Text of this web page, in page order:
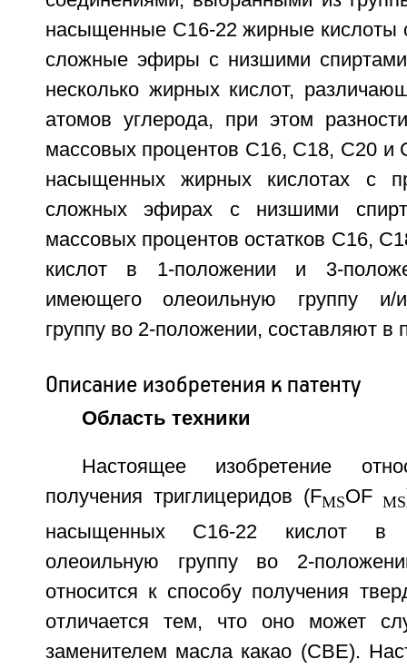
насыщенные С16-22 жирные кислоты
сложные эфиры с низшими
несколько жирных кислот,
атомов углерода, при этом
массовых процентов С16, С18, С20 и
насыщенных жирных кислотах с
сложных эфирах с низшими
массовых процентов остатков С16,
кислот в 1-положении и 3-
имеющего олеоильную группу и/
группу во 2-положении, составляют в
Описание изобретения к патенту
Область техники
Настоящее изобретение
получения триглицеридов (FMSOFMS
насыщенных С16-22 кислот в
олеоильную группу во 2-
относится к способу получения
отличается тем, что оно может
заменителем масла какао (CBE).